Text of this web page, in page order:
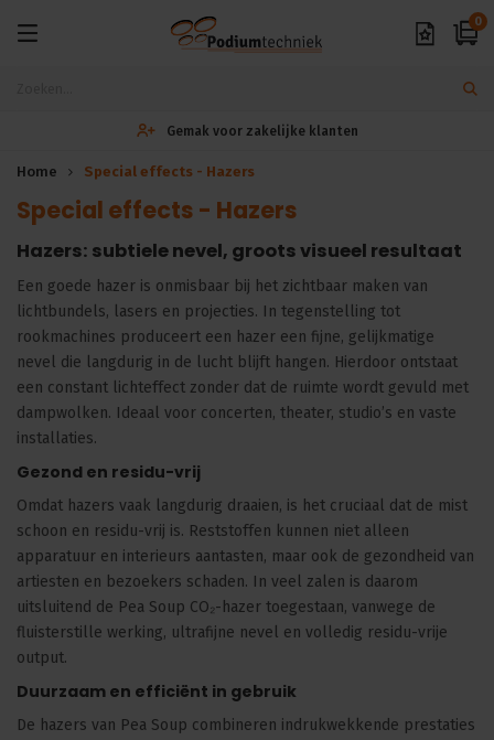
0
Gemak voor zakelijke klanten
Home Special effects - Hazers
Special effects - Hazers
Hazers: subtiele nevel, groots visueel resultaat
Een goede hazer is onmisbaar bij het zichtbaar maken van
lichtbundels, lasers en projecties. In tegenstelling tot
rookmachines produceert een hazer een fijne, gelijkmatige
nevel die langdurig in de lucht blijft hangen. Hierdoor ontstaat
een constant lichteffect zonder dat de ruimte wordt gevuld met
dampwolken. Ideaal voor concerten, theater, studio’s en vaste
installaties.
Gezond en residu-vrij
Omdat hazers vaak langdurig draaien, is het cruciaal dat de mist
schoon en residu-vrij is. Reststoffen kunnen niet alleen
apparatuur en interieurs aantasten, maar ook de gezondheid van
artiesten en bezoekers schaden. In veel zalen is daarom
uitsluitend de Pea Soup CO₂-hazer toegestaan, vanwege de
fluisterstille werking, ultrafijne nevel en volledig residu-vrije
output.
Duurzaam en efficiënt in gebruik
De hazers van Pea Soup combineren indrukwekkende prestaties